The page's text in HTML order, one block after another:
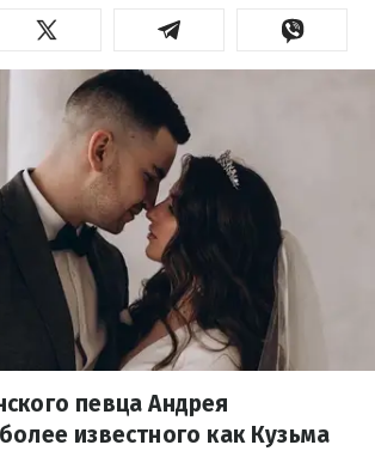
певца Андрея
известного как Кузьма